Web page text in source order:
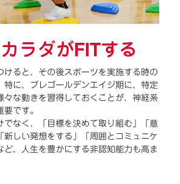
ラダがFITする
けると、その後スポーツを実施する時の
特に、プレゴールデンエイジ期に、特定
々な動きを習得しておくことが、神経系
です。
でなく、「目標を決めて取り組む」「意
新しい発想をする」「周囲とコミュニケ
ど、人生を豊かにする非認知能力も高ま